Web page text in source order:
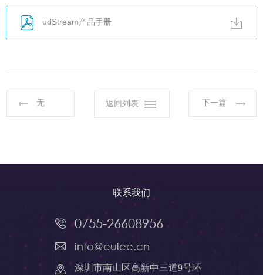
udStream产品手册
无 返回列表 下一篇
联系我们
0755-26608956
info@eulee.cn
深圳市南山区高新中三道9号环